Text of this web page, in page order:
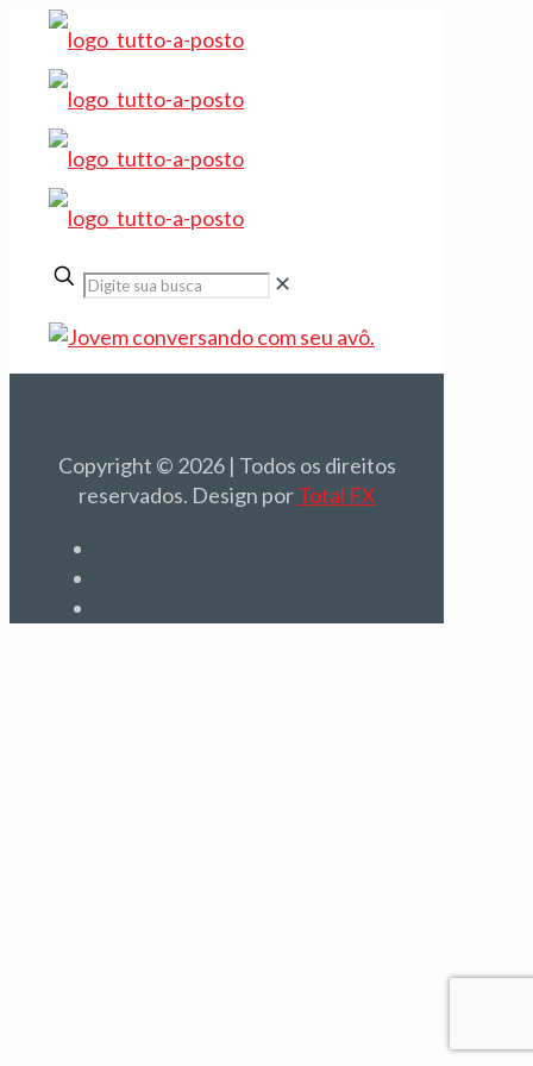
✕
Copyright © 2026 | Todos os direitos
reservados. Design porTotal FX